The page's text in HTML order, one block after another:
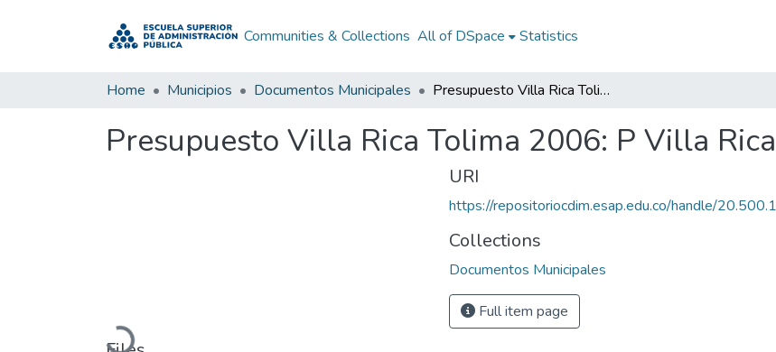
Communities & Collections All of DSpace Statistics
Home Municipios Documentos Municipales Presupuesto Villa Rica Tolima 2006: P Villa Rica Tolima 2006
Presupuesto Villa Rica Tolima 2006: P Villa
Loading...
URI
https://repositoriocdim.esap.edu.co/handle/
Collections
Documentos Municipales
Full item page